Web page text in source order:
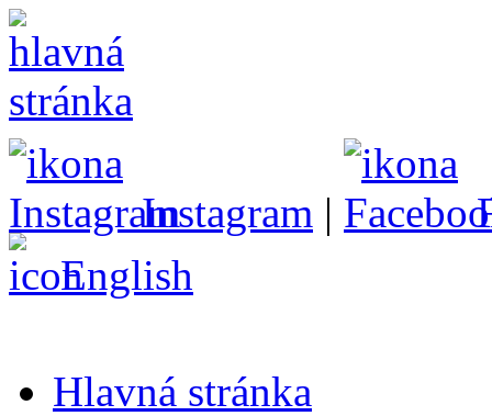
Instagram |
English
Hlavná stránka